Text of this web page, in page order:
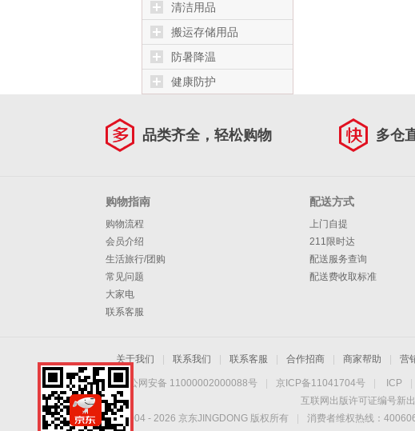
清洁用品
搬运存储用品
防暑降温
健康防护
品类齐全，轻松购物 多仓
购物指南
购物流程
会员介绍
生活旅行/团购
常见问题
大家电
联系客服
配送方式
上门自提
211限时达
配送服务查询
配送费收取标准
关于我们 联系我们 联系客服 合作招商 商家帮助 营
京公网安备 11000002000088号 京ICP备11041704号 ICP
互联网出版许可证编号新
Copyright © 2004 - 2026 京东JINGDONG 版权所有 消费者维权热线：